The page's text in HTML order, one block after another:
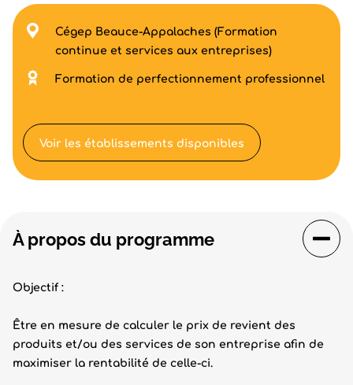
À propos du programme
Objectif :
Être en mesure de calculer le prix de revient des
produits et/ou des services de son entreprise afin de
maximiser la rentabilité de celle-ci.
Cégep Beauce-Appalaches (Formation
continue et services aux entreprises)
Formation de perfectionnement professionnel
Voir les établissements disponibles